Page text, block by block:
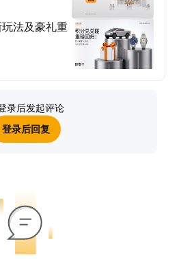
法及豪礼重
录后发起评论
登录后回复